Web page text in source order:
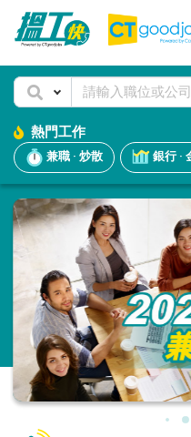
熱門工作
兼職 · 炒散 銀行 ·